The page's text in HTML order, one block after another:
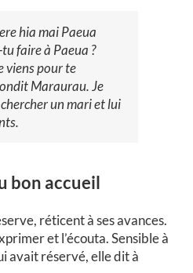
hia mai Paeua
tu faire à Paeua ?
viens pour te
Maraurau. Je
un mari et lui
bon accueil
réticent à ses avances.
et l’écouta. Sensible à
avait réservé, elle dit à